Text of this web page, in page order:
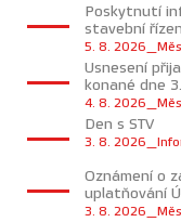
Poskytnutí
stavební
5. 8.
Usnesení
konané dne
4. 8.
Den s STV
3. 8.
Oznámení o
uplatňování
3. 8.